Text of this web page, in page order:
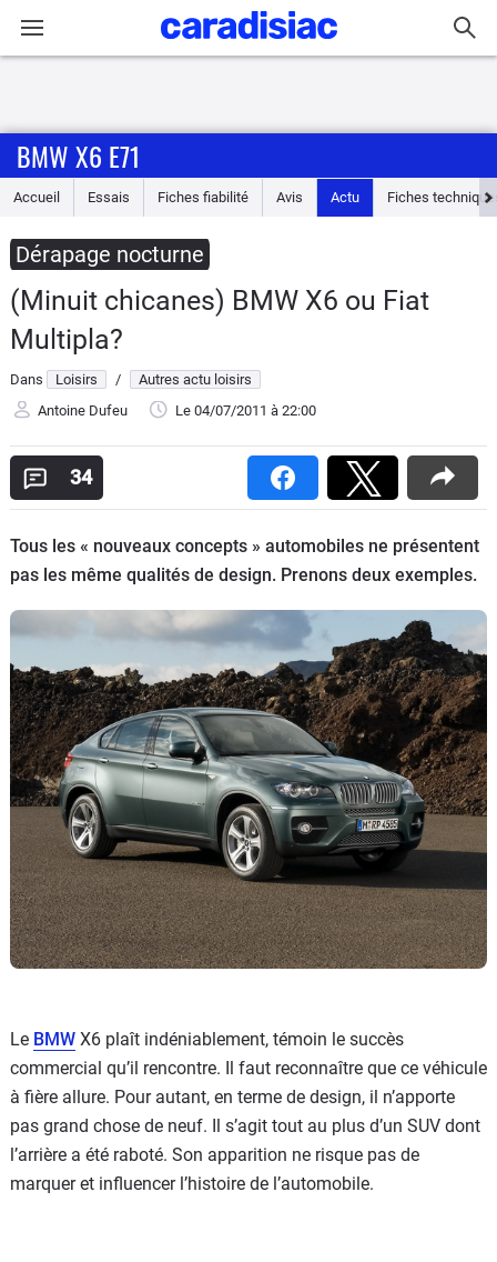
Accueil
Essais
Guide
d'achat
Electriques
Utilitaires
Auto
Services
Forum
Moto
Marques
BMW X6 E71
Accueil Essais Fiches fiabilité Avis Actu Fiches
Dérapage nocturne
(Minuit chicanes) BMW X6 ou Fiat
Multipla?
Dans Loisirs /
Autres actu loisirs
Antoine Dufeu
Le 04/07/2011 à 22:00
34
Tous les « nouveaux concepts » automobiles ne présentent
pas les même qualités de design. Prenons deux exemples.
Le BMW X6 plaît indéniablement, témoin le succès
commercial qu’il rencontre. Il faut reconnaître que ce véhicule
à fière allure. Pour autant, en terme de design, il n’apporte
pas grand chose de neuf. Il s’agit tout au plus d’un SUV dont
l’arrière a été raboté. Son apparition ne risque pas de
marquer et influencer l’histoire de l’automobile.